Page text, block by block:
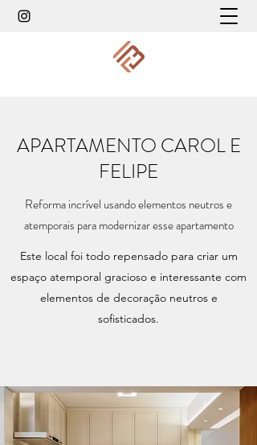
APARTAMENTO CAROL E
FELIPE
Reforma incrível usando elementos neutros e
atemporais para modernizar esse apartamento
Este local foi todo repensado para criar um
espaço atemporal gracioso e interessante com
elementos de decoração neutros e
sofisticados.